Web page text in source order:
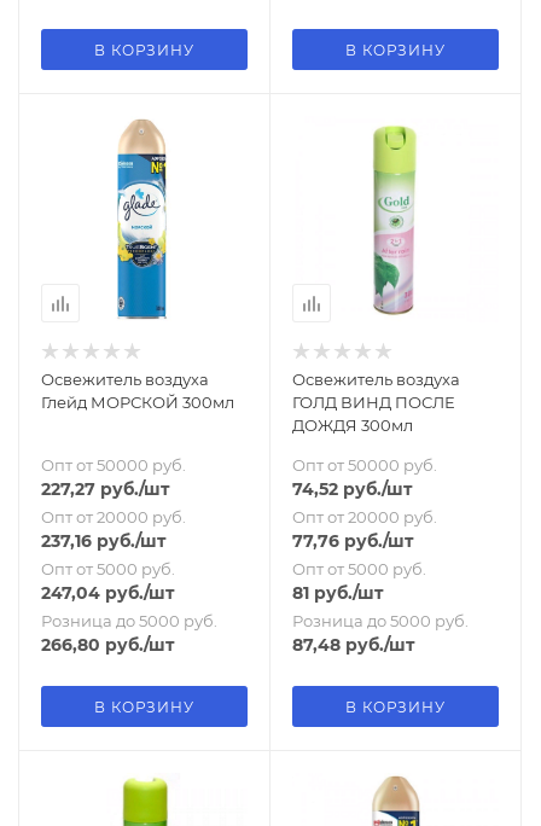
В КОРЗИНУ В КОРЗИНУ
Освежитель воздуха
Глейд МОРСКОЙ 300мл
Опт от 50000 руб.
227,27 руб./шт
Опт от 20000 руб.
237,16 руб./шт
Опт от 5000 руб.
247,04 руб./шт
Розница до 5000 руб.
266,80 руб./шт
В КОРЗИНУ
Освежитель воздуха
ГОЛД ВИНД ПОСЛЕ
ДОЖДЯ 300мл
Опт от 50000 руб.
74,52 руб./шт
Опт от 20000 руб.
77,76 руб./шт
Опт от 5000 руб.
81 руб./шт
Розница до 5000 руб.
87,48 руб./шт
В КОРЗИНУ